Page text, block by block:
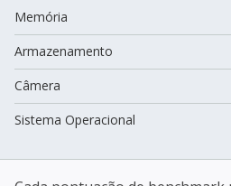
Memória
Armazenamento
Câmera
Sistema Operacional